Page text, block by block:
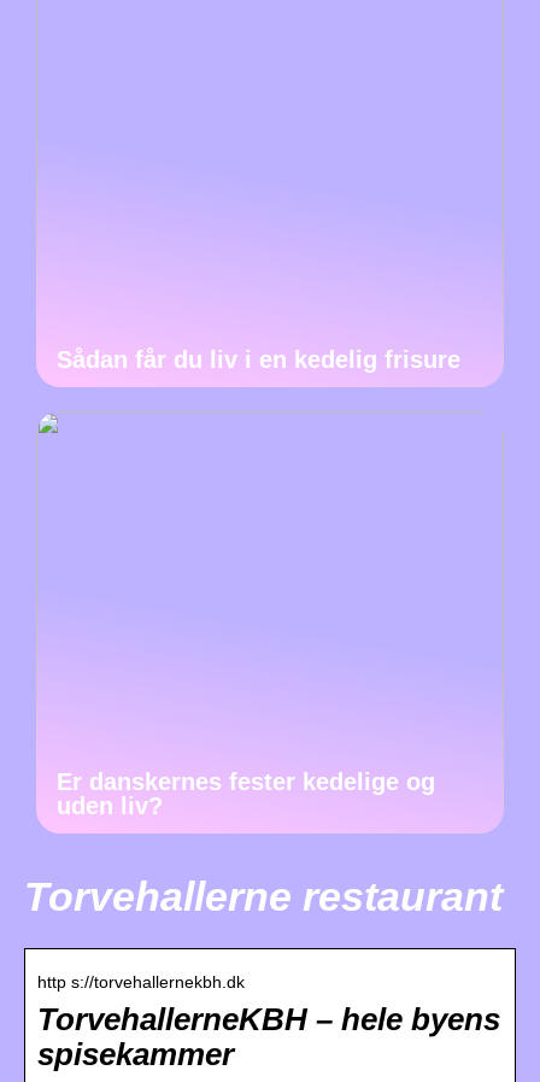
Sådan får du liv i en kedelig frisure
Er danskernes fester kedelige og
uden liv?
Torvehallerne restaurant
http s://torvehallernekbh.dk
TorvehallerneKBH – hele byens
spisekammer